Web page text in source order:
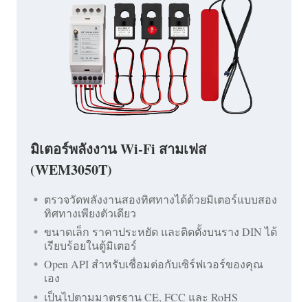
มิเตอร์พลังงาน Wi-Fi สามเฟส
(WEM3050T)
ตรวจวัดพลังงานสองทิศทางได้ด้วยมิเตอร์แบบสอง
ทิศทางเพียงตัวเดียว
ขนาดเล็ก ราคาประหยัด และติดตั้งบนราง DIN ได้
เรียบร้อยในตู้มิเตอร์
Open API สำหรับเชื่อมต่อกับเซิร์ฟเวอร์ของคุณ
เอง
เป็นไปตามมาตรฐาน CE, FCC และ RoHS